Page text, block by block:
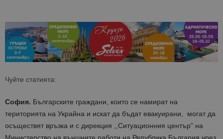
Чуйте статията:
София. Българските граждани, които се намират на
територията на Украйна и искат да бъдат евакуирани, могат да
осъществят връзка и с дирекция ,,Ситуационния център” на